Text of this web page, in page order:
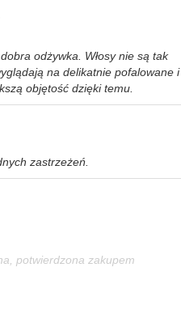
odżywka. Włosy nie są tak
na delikatnie pofalowane i
objętość dzięki temu.
zastrzeżeń.
potwierdzona zakupem